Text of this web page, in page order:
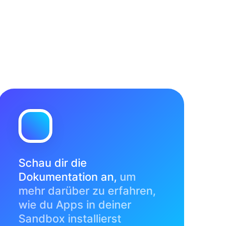
Schau dir die
Dokumentation an, um
mehr darüber zu erfahren,
wie du Apps in deiner
Sandbox installierst